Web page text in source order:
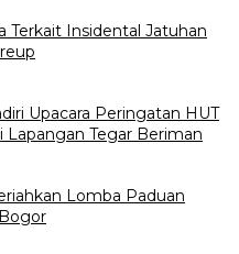
Insidental Jatuhan
Upacara Peringatan HUT
Tegar Beriman
Lomba Paduan